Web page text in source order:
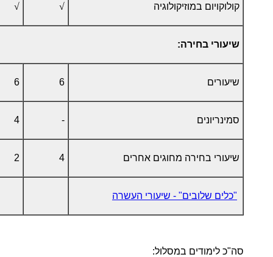
קולוקויום במוזיקולוגיה √
√
שיעורי בחירה:
שיעורים 6
6
סמינריונים -
4
שיעורי בחירה מחוגים אחרים 4
2
"כלים שלובים" - שיעורי העשרה
סה"כ לימודים במסלול: